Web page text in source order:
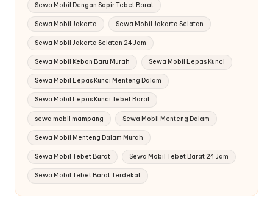
Sewa Mobil Dengan Sopir Tebet Barat
Sewa Mobil Jakarta Sewa Mobil Jakarta Selatan
Sewa Mobil Jakarta Selatan 24 Jam
Sewa Mobil Kebon Baru Murah Sewa Mobil Lepas Kunci
Sewa Mobil Lepas Kunci Menteng Dalam
Sewa Mobil Lepas Kunci Tebet Barat
sewa mobil mampang Sewa Mobil Menteng Dalam
Sewa Mobil Menteng Dalam Murah
Sewa Mobil Tebet Barat Sewa Mobil Tebet Barat 24 Jam
Sewa Mobil Tebet Barat Terdekat